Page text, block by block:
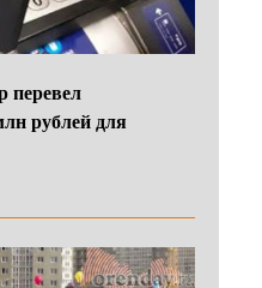
перевел
рублей для